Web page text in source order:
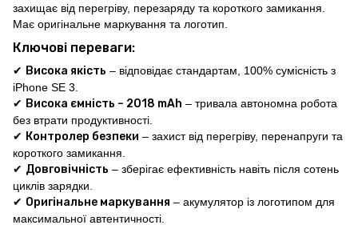
захищає від перегріву, перезаряду та короткого замикання.
Має оригінальне маркування та логотип.
Ключові переваги:
✔ Висока якість – відповідає стандартам, 100% сумісність з
iPhone SE 3.
✔ Висока ємність – 2018 mAh – тривала автономна робота
без втрати продуктивності.
✔ Контролер безпеки – захист від перегріву, перенапруги та
короткого замикання.
✔ Довговічність – зберігає ефективність навіть після сотень
циклів зарядки.
✔ Оригінальне маркування – акумулятор із логотипом для
максимальної автентичності.